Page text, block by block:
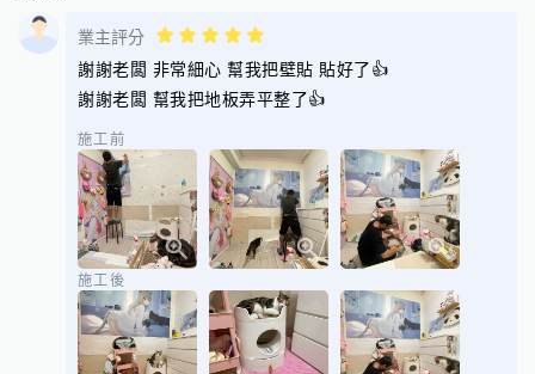
業主評分
謝謝老闆 非常細心 幫我把壁貼 貼好了👍
謝謝老闆 幫我把地板弄平整了👍
施工前
施工後